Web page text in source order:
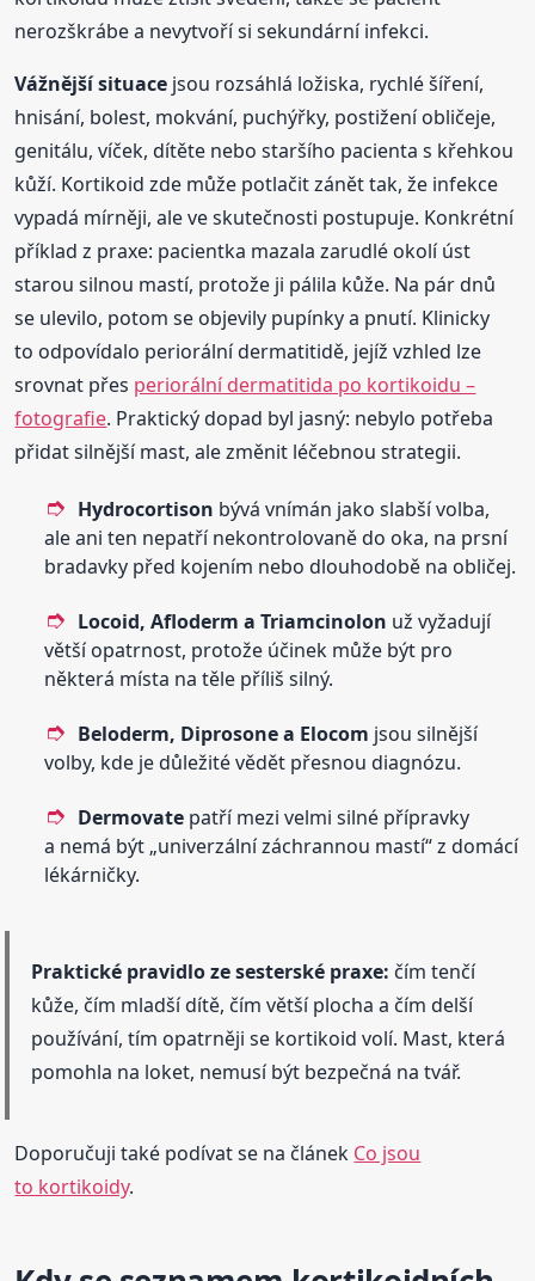
nerozškrábe a nevytvoří si sekundární infekci.
Vážnější situace jsou rozsáhlá ložiska, rychlé šíření,
hnisání, bolest, mokvání, puchýřky, postižení obličeje,
genitálu, víček, dítěte nebo staršího pacienta s křehkou
kůží. Kortikoid zde může potlačit zánět tak, že infekce
vypadá mírněji, ale ve skutečnosti postupuje. Konkrétní
příklad z praxe: pacientka mazala zarudlé okolí úst
starou silnou mastí, protože ji pálila kůže. Na pár dnů
se ulevilo, potom se objevily pupínky a pnutí. Klinicky
to odpovídalo periorální dermatitidě, jejíž vzhled lze
srovnat přes periorální dermatitida po kortikoidu –
fotografie. Praktický dopad byl jasný: nebylo potřeba
přidat silnější mast, ale změnit léčebnou strategii.
Hydrocortison bývá vnímán jako slabší volba,
ale ani ten nepatří nekontrolovaně do oka, na prsní
bradavky před kojením nebo dlouhodobě na obličej.
Locoid, Afloderm a Triamcinolon už vyžadují
větší opatrnost, protože účinek může být pro
některá místa na těle příliš silný.
Beloderm, Diprosone a Elocom jsou silnější
volby, kde je důležité vědět přesnou diagnózu.
Dermovate patří mezi velmi silné přípravky
a nemá být „univerzální záchrannou mastí“ z domácí
lékárničky.
Praktické pravidlo ze sesterské praxe: čím tenčí
kůže, čím mladší dítě, čím větší plocha a čím delší
používání, tím opatrněji se kortikoid volí. Mast, která
pomohla na loket, nemusí být bezpečná na tvář.
Doporučuji také podívat se na článek Co jsou
to kortikoidy.